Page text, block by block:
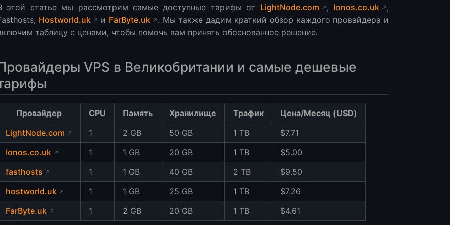
этой статье мы рассмотрим самые доступные тарифы от LightNode.com , Ionos.co.uk
,
Hostworld.uk и FarByte.uk
. Мы также дадим краткий обзор каждого провайдера и
таблицу с ценами, чтобы помочь вам принять обоснованное решение.
VPS в Великобритании и самые дешевые
Провайдер CPU Память Хранилище Трафик
Цена/Месяц (USD)
LightNode.com
1 2 GB 50 GB 1 TB
$7.71
Ionos.co.uk
1 1 GB 20 GB 1 TB
$5.00
fasthosts
1 1 GB 40 GB 2 TB
$9.50
hostworld.uk
1 1 GB 25 GB 1 TB
$7.26
FarByte.uk
1 2 GB 20 GB 1 TB $4.61